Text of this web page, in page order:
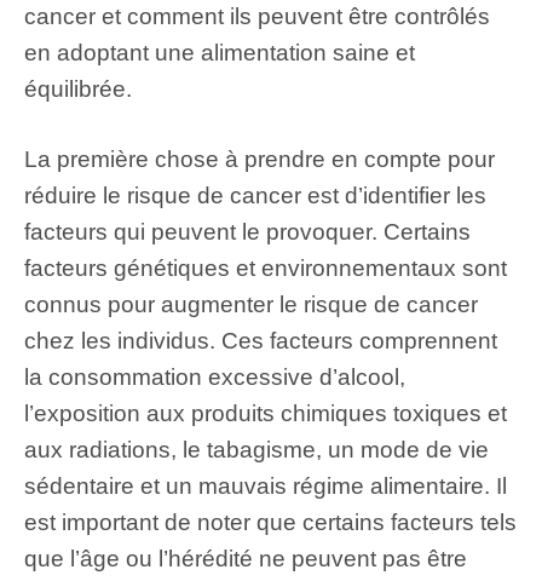
cancer et comment ils peuvent être contrôlés
en adoptant une alimentation saine et
équilibrée.
La première chose à prendre en compte pour
réduire le risque de cancer est d’identifier les
facteurs qui peuvent le provoquer. Certains
facteurs génétiques et environnementaux sont
connus pour augmenter le risque de cancer
chez les individus. Ces facteurs comprennent
la consommation excessive d’alcool,
l’exposition aux produits chimiques toxiques et
aux radiations, le tabagisme, un mode de vie
sédentaire et un mauvais régime alimentaire. Il
est important de noter que certains facteurs tels
que l’âge ou l’hérédité ne peuvent pas être